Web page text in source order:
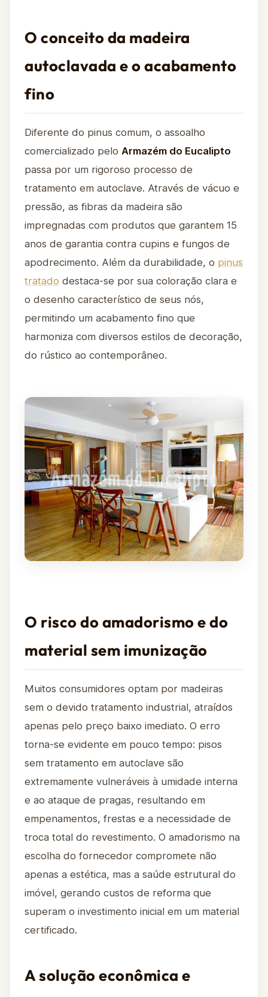
O conceito da madeira
autoclavada e o acabamento
fino
Diferente do pinus comum, o assoalho
comercializado pelo Armazém do Eucalipto
passa por um rigoroso processo de
tratamento em autoclave. Através de vácuo e
pressão, as fibras da madeira são
impregnadas com produtos que garantem 15
anos de garantia contra cupins e fungos de
apodrecimento. Além da durabilidade, o pinus
tratado destaca-se por sua coloração clara e
o desenho característico de seus nós,
permitindo um acabamento fino que
harmoniza com diversos estilos de decoração,
do rústico ao contemporâneo.
O risco do amadorismo e do
material sem imunização
Muitos consumidores optam por madeiras
sem o devido tratamento industrial, atraídos
apenas pelo preço baixo imediato. O erro
torna-se evidente em pouco tempo: pisos
sem tratamento em autoclave são
extremamente vulneráveis à umidade interna
e ao ataque de pragas, resultando em
empenamentos, frestas e a necessidade de
troca total do revestimento. O amadorismo na
escolha do fornecedor compromete não
apenas a estética, mas a saúde estrutural do
imóvel, gerando custos de reforma que
superam o investimento inicial em um material
certificado.
A solução econômica e